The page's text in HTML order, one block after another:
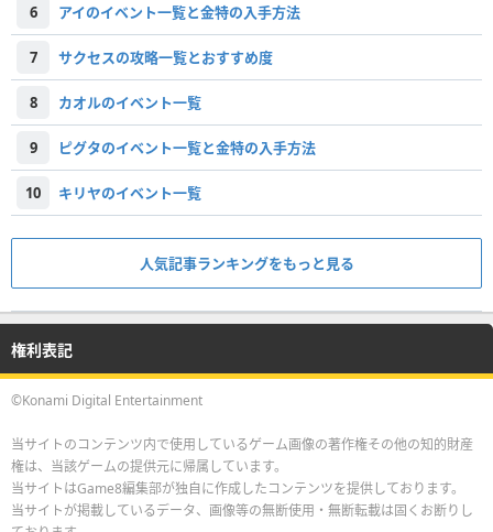
6 アイのイベント一覧と金特の入手方法
7 サクセスの攻略一覧とおすすめ度
8 カオルのイベント一覧
9 ピグタのイベント一覧と金特の入手方法
10 キリヤのイベント一覧
人気記事ランキングをもっと見る
権利表記
©Konami Digital Entertainment
当サイトのコンテンツ内で使用しているゲーム画像の著作権その他の知的財産
権は、当該ゲームの提供元に帰属しています。
当サイトはGame8編集部が独自に作成したコンテンツを提供しております。
当サイトが掲載しているデータ、画像等の無断使用・無断転載は固くお断りし